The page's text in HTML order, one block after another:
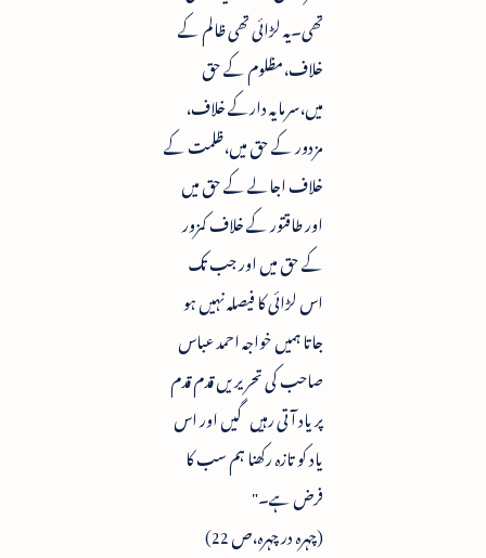
تھی۔یہ لڑائی تھی ظالم کے
خلاف،مظلوم کے حق
میں،سرمایہ دارکے خلاف،
مزدور کے حق میں،ظلمت کے
خلاف اجالے کے حق میں
اور طاقتور کے خلاف کمزور
کے حق میں اور جب تک
اس لڑائی کا فیصلہ نہیں ہو
جاتا ہمیں خواجہ احمد عباس
صاحب کی تحریریں قدم قدم
پر یاد آتی رہیں گیں اور اس
یاد کو تازہ رکھنا ہم سب کا
فرض ہے۔"
(چہرہ در چہرہ،ص 22)